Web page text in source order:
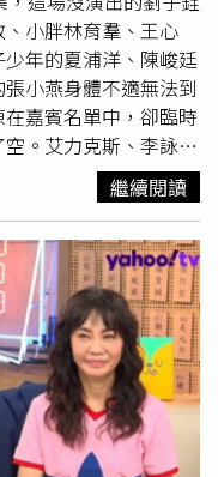
小胖林育羣、王心
年的夏浦洋、陳峻廷
小燕身體不適無法到
嘉賓名單中，卻臨時
。艾力克斯、李詠嫻
來欣賞演出。（圖／
起前來欣賞演出，像
林禹情侶檔，陳大天帶
「有女朋友有差，備受
洋。（圖／焦正德攝）
垃圾》，看到中途發
劇，當下晃了蠻久」，
說：「我會把他扛起
我。」而兩人也被問
工作要更穩健，要讓
分開進場。（圖／焦正
繼續閱讀